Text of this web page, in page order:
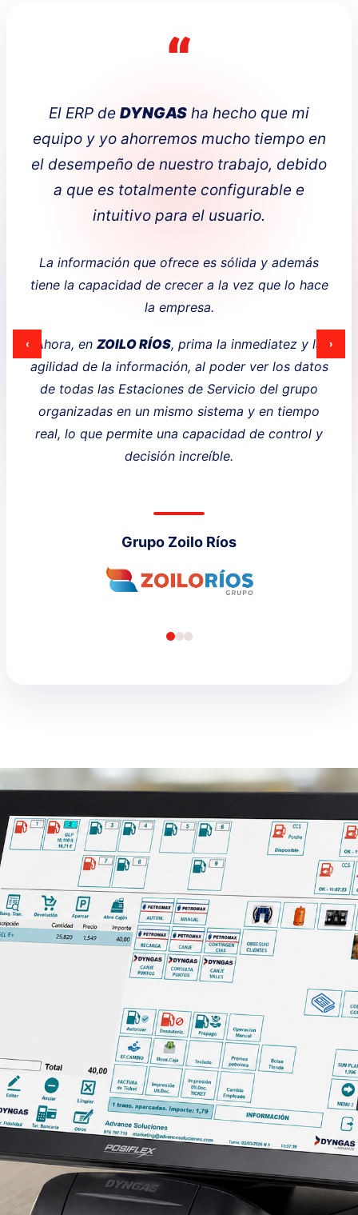
‹ ›
“
El ERP de DYNGAS ha hecho que mi
equipo y yo ahorremos mucho tiempo en
el desempeño de nuestro trabajo, debido
a que es totalmente configurable e
intuitivo para el usuario.
La información que ofrece es sólida y además
tiene la capacidad de crecer a la vez que lo hace
la empresa.
Ahora, en ZOILO RÍOS, prima la inmediatez y la
agilidad de la información, al poder ver los datos
de todas las Estaciones de Servicio del grupo
organizadas en un mismo sistema y en tiempo
real, lo que permite una capacidad de control y
decisión increíble.
Grupo Zoilo Ríos